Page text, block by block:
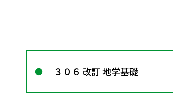
３０６ 改訂 地学基礎